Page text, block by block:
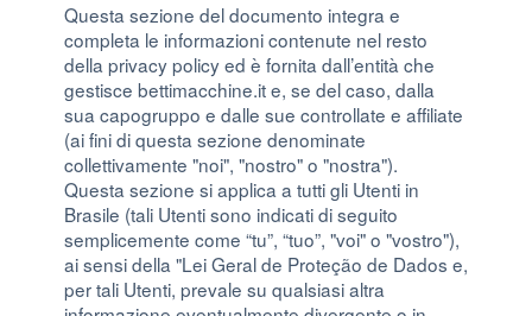
Questa sezione del documento integra e
completa le informazioni contenute nel resto
della privacy policy ed è fornita dall’entità che
gestisce bettimacchine.it e, se del caso, dalla
sua capogruppo e dalle sue controllate e affiliate
(ai fini di questa sezione denominate
collettivamente "noi", "nostro" o "nostra").
Questa sezione si applica a tutti gli Utenti in
Brasile (tali Utenti sono indicati di seguito
semplicemente come “tu”, “tuo”, "voi" o "vostro"),
ai sensi della "Lei Geral de Proteção de Dados e,
per tali Utenti, prevale su qualsiasi altra